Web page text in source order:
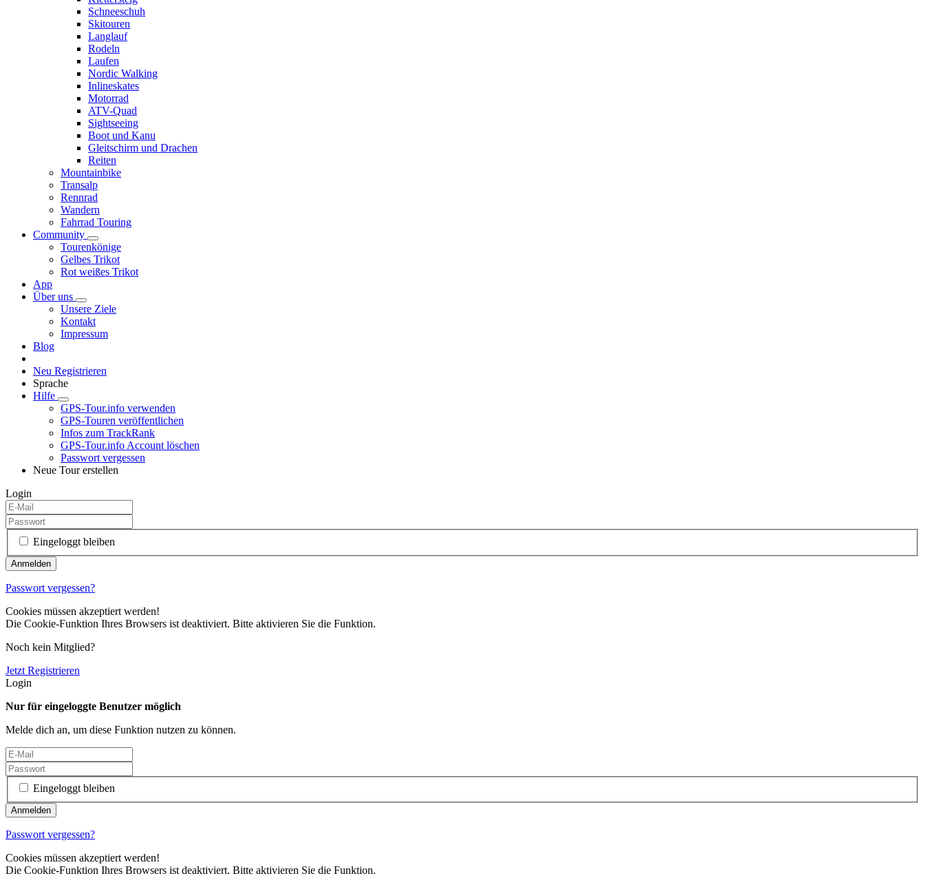
Schneeschuh
Skitouren
Langlauf
Rodeln
Laufen
Nordic Walking
Inlineskates
Motorrad
ATV-Quad
Sightseeing
Boot und Kanu
Gleitschirm und Drachen
Reiten
Mountainbike
Transalp
Rennrad
Wandern
Fahrrad Touring
Community
Tourenkönige
Gelbes Trikot
Rot weißes Trikot
App
Über uns
Unsere Ziele
Kontakt
Impressum
Blog
Neu Registrieren
Sprache
Hilfe
GPS-Tour.info verwenden
GPS-Touren veröffentlichen
Infos zum TrackRank
GPS-Tour.info Account löschen
Passwort vergessen
Neue Tour erstellen
Login
Eingeloggt bleiben
Passwort vergessen?
Cookies müssen akzeptiert werden!
Die Cookie-Funktion Ihres Browsers ist deaktiviert. Bitte aktivieren Sie die Funktion.
Noch kein Mitglied?
Jetzt Registrieren
Login
Nur für eingeloggte Benutzer möglich
Melde dich an, um diese Funktion nutzen zu können.
Eingeloggt bleiben
Passwort vergessen?
Cookies müssen akzeptiert werden!
Die Cookie-Funktion Ihres Browsers ist deaktiviert. Bitte aktivieren Sie die Funktion.